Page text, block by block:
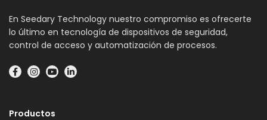
En Seedary Technology nuestro compromiso es ofrecerte
lo último en tecnología de dispositivos de seguridad,
control de acceso y automatización de procesos.
Productos